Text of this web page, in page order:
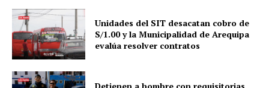
Unidades del SIT desacatan cobro de
S/1.00 y la Municipalidad de Arequipa
evalúa resolver contratos